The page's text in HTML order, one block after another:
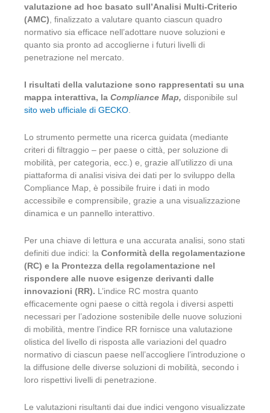
valutazione ad hoc basato sull’Analisi Multi-Criterio
(AMC), finalizzato a valutare quanto ciascun quadro
normativo sia efficace nell’adottare nuove soluzioni e
quanto sia pronto ad accoglierne i futuri livelli di
penetrazione nel mercato.
I risultati della valutazione sono rappresentati su una
mappa interattiva, la Compliance Map, disponibile sul
sito web ufficiale di GECKO.
Lo strumento permette una ricerca guidata (mediante
criteri di filtraggio – per paese o città, per soluzione di
mobilità, per categoria, ecc.) e, grazie all’utilizzo di una
piattaforma di analisi visiva dei dati per lo sviluppo della
Compliance Map, è possibile fruire i dati in modo
accessibile e comprensibile, grazie a una visualizzazione
dinamica e un pannello interattivo.
Per una chiave di lettura e una accurata analisi, sono stati
definiti due indici: la Conformità della regolamentazione
(RC) e la Prontezza della regolamentazione nel
rispondere alle nuove esigenze derivanti dalle
innovazioni (RR). L’indice RC mostra quanto
efficacemente ogni paese o città regola i diversi aspetti
necessari per l’adozione sostenibile delle nuove soluzioni
di mobilità, mentre l’indice RR fornisce una valutazione
olistica del livello di risposta alle variazioni del quadro
normativo di ciascun paese nell’accogliere l’introduzione o
la diffusione delle diverse soluzioni di mobilità, secondo i
loro rispettivi livelli di penetrazione.
Le valutazioni risultanti dai due indici vengono visualizzate